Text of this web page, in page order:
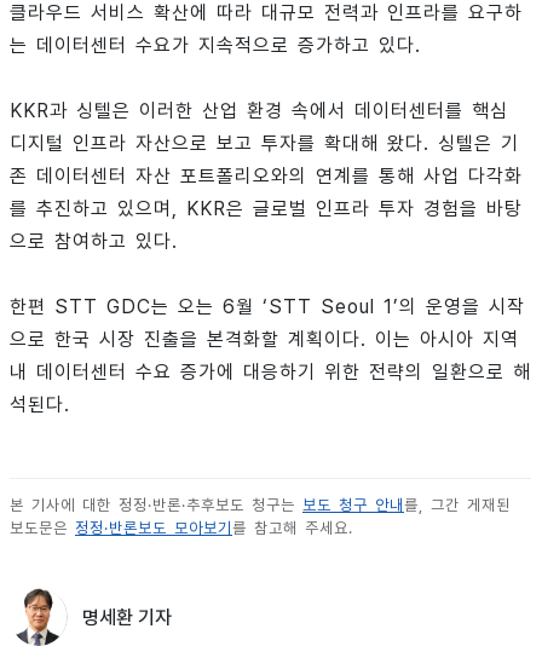
클라우드 서비스 확산에 따라 대규모 전력과 인프라를 요구하
는 데이터센터 수요가 지속적으로 증가하고 있다.
KKR과 싱텔은 이러한 산업 환경 속에서 데이터센터를 핵심
디지털 인프라 자산으로 보고 투자를 확대해 왔다. 싱텔은 기
존 데이터센터 자산 포트폴리오와의 연계를 통해 사업 다각화
를 추진하고 있으며, KKR은 글로벌 인프라 투자 경험을 바탕
으로 참여하고 있다.
한편 STT GDC는 오는 6월 ‘STT Seoul 1’의 운영을 시작
으로 한국 시장 진출을 본격화할 계획이다. 이는 아시아 지역
내 데이터센터 수요 증가에 대응하기 위한 전략의 일환으로 해
석된다.
본 기사에 대한 정정·반론·추후보도 청구는 보도 청구 안내 를, 그간 게재된
보도문은 정정·반론보도 모아보기 를 참고해 주세요.
명세환 기자